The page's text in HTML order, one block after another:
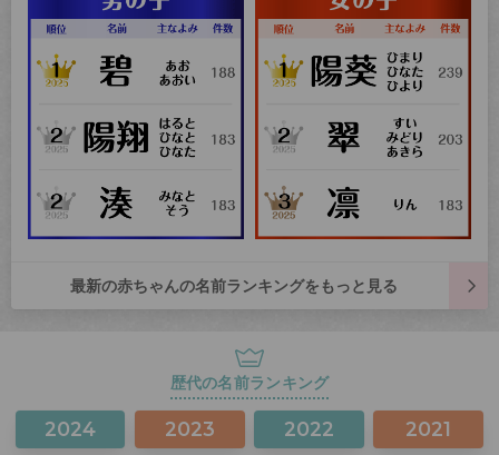
最新の赤ちゃんの名前ランキングをもっと見る
歴代の名前ランキング
2024 2023 2022 2021